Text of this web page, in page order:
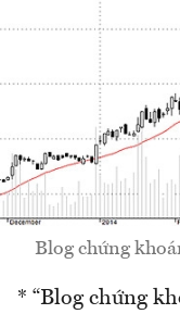
Blog chứng
* “Blog chứng